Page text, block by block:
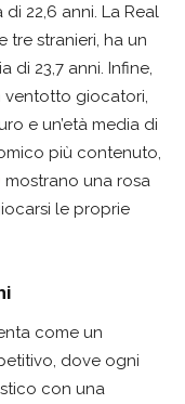
di 22,6 anni. La Real
tre stranieri, ha un
di 23,7 anni. Infine,
ventotto giocatori,
e un’età media di
più contenuto,
mostrano una rosa
le proprie
come un
dove ogni
con una